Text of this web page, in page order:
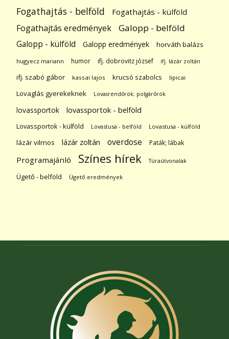
Fogathajtás - belföld Fogathajtás - külföld
Fogathajtás eredmények Galopp - belföld
Galopp - külföld Galopp eredmények horváth balázs
hugyecz mariann humor ifj. dobrovitz józsef ifj. lázár zoltán
ifj. szabó gábor kassai lajos krucsó szabolcs lipicai
Lovaglás gyerekeknek Lovasrendőrök; polgárőrök
lovassportok lovassportok - belföld
Lovassportok - külföld Lovastusa - belföld Lovastusa - külföld
lázár vilmos lázár zoltán overdose Paták; lábak
Programajánló Színes hírek Túraútvonalak
Ügető - belföld Ügető eredmények